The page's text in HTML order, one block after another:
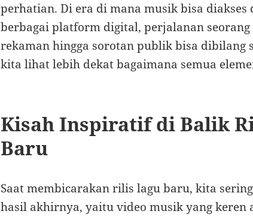
perhatian. Di era di mana musik bisa
berbagai platform digital, perjalanan
rekaman hingga sorotan publik bisa dibilang
kita lihat lebih dekat bagaimana semua
Kisah Inspiratif di Balik
Baru
Saat membicarakan rilis lagu baru, kita
hasil akhirnya, yaitu video musik yang keren